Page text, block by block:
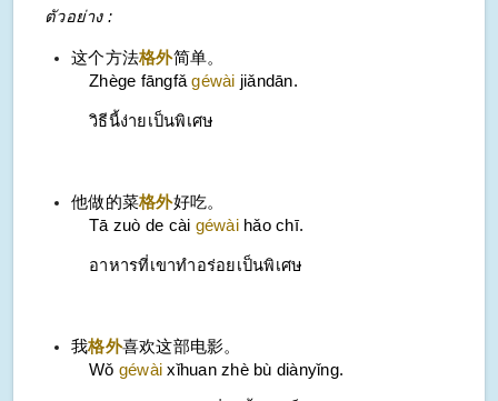
ตัวอย่าง :
这个方法格外简单。
Zhège fāngfǎgéwài jiǎndān.
วิธีนี้ง่ายเป็นพิเศษ
他做的菜格外好吃。
Tā zuò de cài géwài hǎo chī.
อาหารที่เขาทำอร่อยเป็นพิเศษ
我格外喜欢这部电影。
Wǒ géwài xǐhuan zhè bù diànyǐng.